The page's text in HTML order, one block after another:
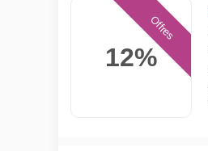
12%
Offres